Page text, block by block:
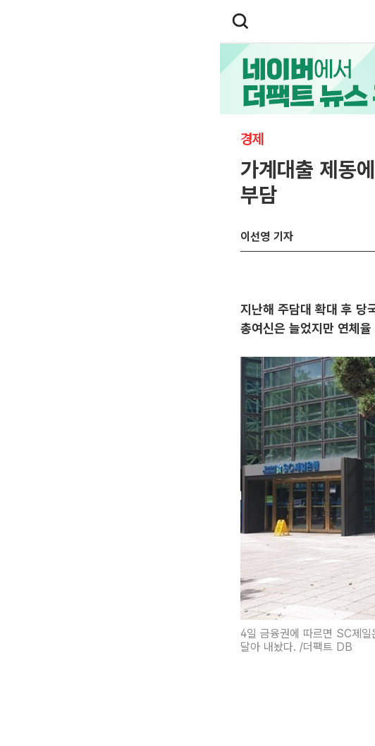
경제
가계대출 제동
부담
이선영 기자
지난해 주담대 확대 후 당
총여신은 늘었지만 연체
4일 금융권에 따르면 SC제일
달아 내놨다. /더팩트 DB